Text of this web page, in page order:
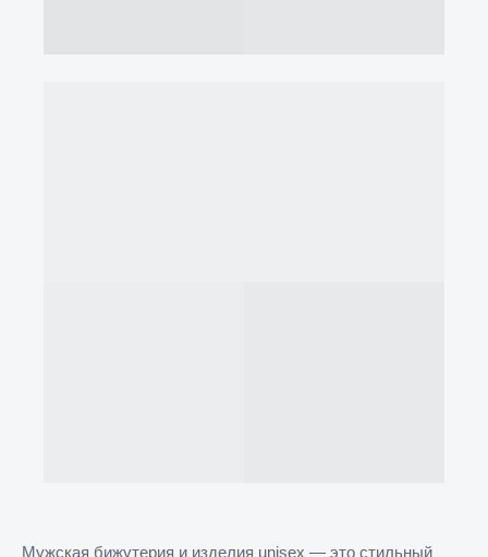
Мужская бижутерия и изделия unisex — это стильный